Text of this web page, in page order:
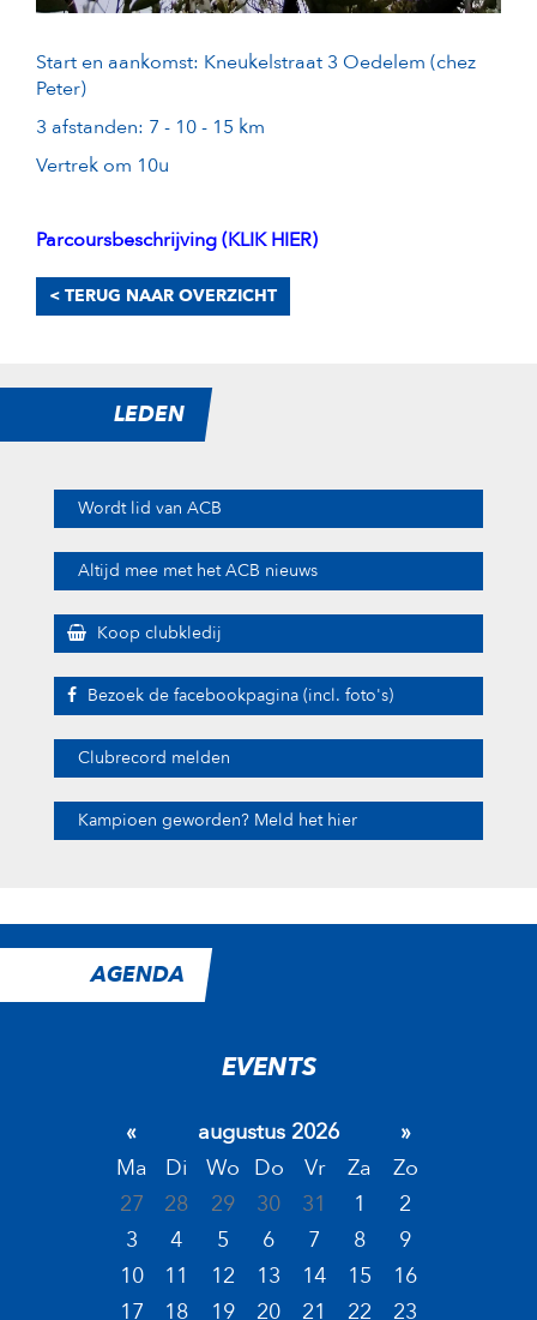
Start en aankomst: Kneukelstraat 3 Oedelem (chez
Peter)
3 afstanden: 7 - 10 - 15 km
Vertrek om 10u
Parcoursbeschrijving (KLIK HIER)
< TERUG NAAR OVERZICHT
LEDEN
Wordt lid van ACB
Altijd mee met het ACB nieuws
Koop clubkledij
Bezoek de facebookpagina (incl. foto's)
Clubrecord melden
Kampioen geworden? Meld het hier
AGENDA
EVENTS
« augustus 2026
»
Ma
Di Wo Do Vr Za
Zo
27
28 29 30 31 1
2
3
4 5 6 7 8
9
10
11 12 13 14 15
16
17
18 19 20 21 22 23